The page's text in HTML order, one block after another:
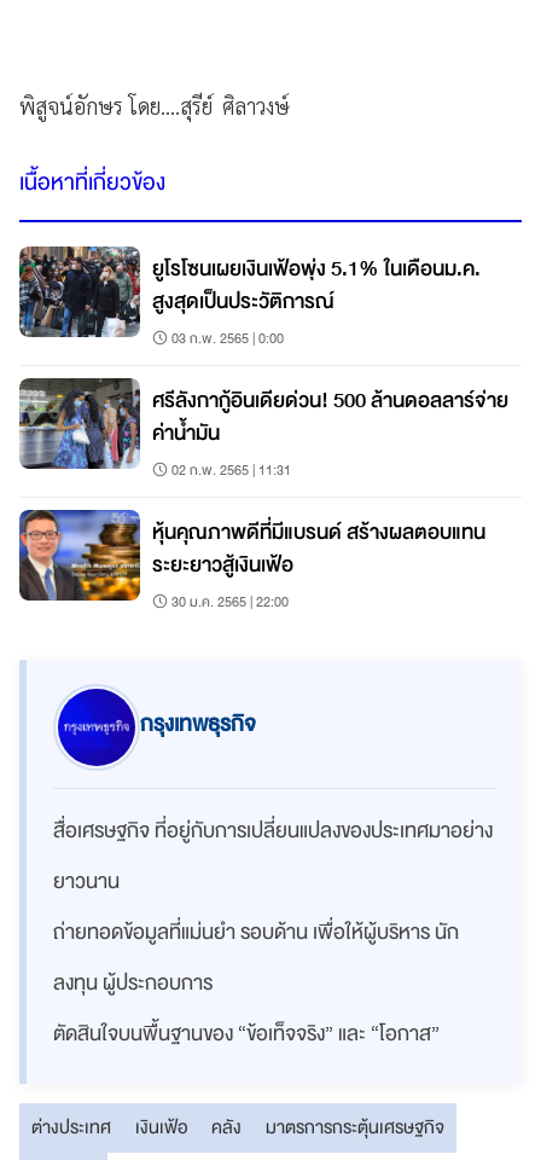
พิสูจน์อักษร โดย....สุรีย์ ศิลาวงษ์
เนื้อหาที่เกี่ยวข้อง
ยูโรโซนเผยเงินเฟ้อพุ่ง 5.1% ในเดือนม.ค.
สูงสุดเป็นประวัติการณ์
03 ก.พ. 2565 | 0:00
ศรีลังกากู้อินเดียด่วน! 500 ล้านดอลลาร์จ่าย
ค่าน้ำมัน
02 ก.พ. 2565 | 11:31
หุ้นคุณภาพดีที่มีแบรนด์ สร้างผลตอบแทน
ระยะยาวสู้เงินเฟ้อ
30 ม.ค. 2565 | 22:00
กรุงเทพธุรกิจ
สื่อเศรษฐกิจ ที่อยู่กับการเปลี่ยนแปลงของประเทศมาอย่าง
ยาวนาน
ถ่ายทอดข้อมูลที่แม่นยำ รอบด้าน เพื่อให้ผู้บริหาร นัก
ลงทุน ผู้ประกอบการ
ตัดสินใจบนพื้นฐานของ “ข้อเท็จจริง” และ “โอกาส”
ต่างประเทศ เงินเฟ้อ คลัง
มาตรการกระตุ้นเศรษฐกิจ